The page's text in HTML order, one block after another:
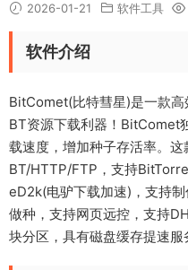
2026-01-21 软件工具
软件介绍
BitComet(比特彗星)是一款高
BT资源下载利器！BitComet
载速度，增加种子存活率。
BT/HTTP/FTP，支持
eD2k(电驴下载加速)，支持
做种，支持网页远控，支持
块分区，具有磁盘缓存提速服